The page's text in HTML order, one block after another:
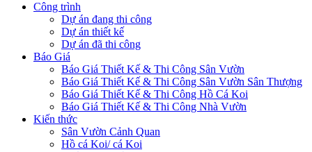
Công trình
Dự án đang thi công
Dự án thiết kế
Dự án đã thi công
Báo Giá
Báo Giá Thiết Kế & Thi Công Sân Vườn
Báo Giá Thiết Kế & Thi Công Sân Vườn Sân Thượng
Báo Giá Thiết Kế & Thi Công Hồ Cá Koi
Báo Giá Thiết Kế & Thi Công Nhà Vườn
Kiến thức
Sân Vườn Cảnh Quan
Hồ cá Koi/ cá Koi